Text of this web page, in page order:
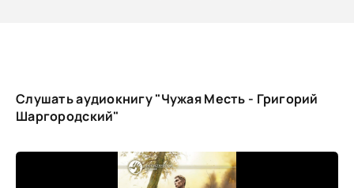
Слушать аудиокнигу "Чужая Месть - Григорий
Шаргородский"